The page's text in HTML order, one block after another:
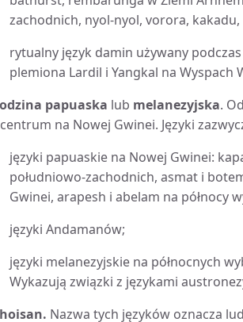
zachodnich, nyol-nyol, vorora, kakadu,
rytualny język damin używany
plemiona Lardil i Yangkal na Wyspach
papuaska lub melanezyjska.
na Nowej Gwinei. Języki
języki papuaskie na Nowej Gwinei:
południowo-zachodnich, asmat i
Gwinei, arapesh i abelam na północy
języki Andamanów;
języki melanezyjskie na północnych
Wykazują związki z językami
Nazwa tych języków oznacza